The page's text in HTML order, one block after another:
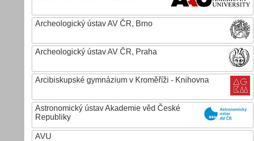
Archeologický ústav AV ČR, Brno
Archeologický ústav AV ČR, Praha
Arcibiskupské gymnázium v Kroměříži - Knihovna
Astronomický ústav Akademie věd České
Republiky
AVU